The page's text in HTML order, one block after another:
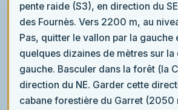
pente raide (S3), en direction du
des Fournès. Vers 2200 m, au
Pas, quitter le vallon par la gauche en remontant de
quelques dizaines de mètres sur
gauche. Basculer dans la forêt (la
direction du NE. Garder cette direction jusqu'à la
cabane forestière du Garret (2050